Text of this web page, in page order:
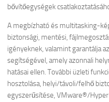
bővítőegységek
A megbízható és multitasking-
biztonsági, mentési,
igényeknek, valamint garantálja
segítségével, amely azonnali
hatásai ellen. További üzleti
hosztolása, helyi/távoli/felhő
egyszerűsítése, VMware®/